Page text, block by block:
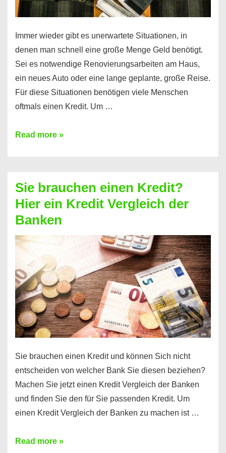
Immer wieder gibt es unerwartete Situationen, in
denen man schnell eine große Menge Geld benötigt.
Sei es notwendige Renovierungsarbeiten am Haus,
ein neues Auto oder eine lange geplante, große Reise.
Für diese Situationen benötigen viele Menschen
oftmals einen Kredit. Um …
Brauchen
Summe
Geld?
Hier
einen
10000
Euro
Kredit
finden
Read more »
Sie brauchen einen Kredit?
Hier ein Kredit Vergleich der
Banken
Sie brauchen einen Kredit und können Sich nicht
entscheiden von welcher Bank Sie diesen beziehen?
Machen Sie jetzt einen Kredit Vergleich der Banken
und finden Sie den für Sie passenden Kredit. Um
einen Kredit Vergleich der Banken zu machen ist …
Sie
Read more »